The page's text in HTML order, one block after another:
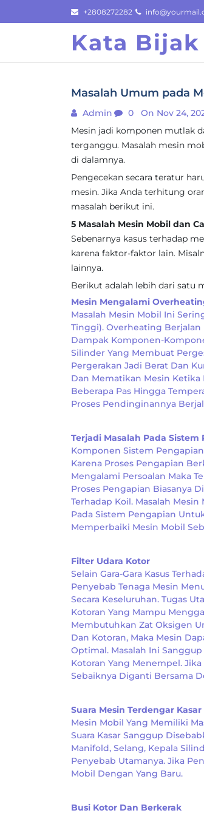
to
+2808272282
Kata Bijak
Masalah Umum pada
Admin 0
On Nov 24,
Mesin jadi komponen mutlak
terganggu. Masalah mesin
di dalamnya.
Pengecekan secara teratur
mesin. Jika Anda terhitung
masalah berikut ini.
5 Masalah Mesin Mobil dan
Sebenarnya kasus terhadap
karena faktor-faktor lain.
lainnya.
Berikut adalah lebih dari satu
Mesin Mengalami
Masalah Mesin Mobil Ini
Tinggi). Overheating Berjalan
Dampak Komponen-
Silinder Yang Membuat
Pergerakan Jadi Berat Dan
Dan Mematikan Mesin Ketika
Beberapa Pas Hingga
Proses Pendinginannya
Terjadi Masalah Pada Sistem
Komponen Sistem
Karena Proses Pengapian
Mengalami Persoalan Maka
Proses Pengapian Biasanya
Terhadap Koil. Masalah
Pada Sistem Pengapian
Memperbaiki Mesin Mobil
Filter Udara Kotor
Selain Gara-Gara Kasus
Penyebab Tenaga Mesin
Secara Keseluruhan. Tugas
Kotoran Yang Mampu
Membutuhkan Zat Oksigen
Dan Kotoran, Maka Mesin
Optimal. Masalah Ini
Kotoran Yang Menempel.
Sebaiknya Diganti Bersama
Suara Mesin Terdengar Kasar
Mesin Mobil Yang Memiliki
Suara Kasar Sanggup
Manifold, Selang, Kepala
Penyebab Utamanya. Jika
Mobil Dengan Yang Baru.
Busi Kotor Dan Berkerak